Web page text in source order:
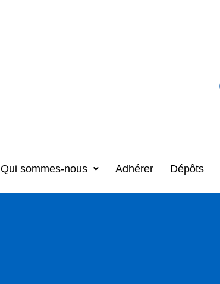
Qui sommes-nous Adhérer Dépôts